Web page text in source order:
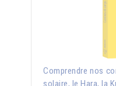
Comprendre nos
solaire, le Hara, la